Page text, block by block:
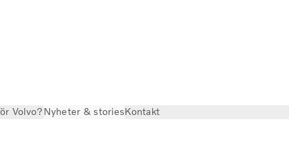
Volvo?Nyheter & storiesKontakt